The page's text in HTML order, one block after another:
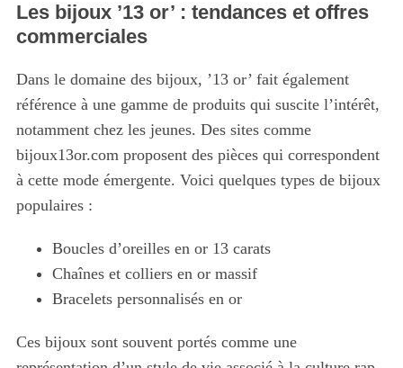
Les bijoux ’13 or’ : tendances et offres
commerciales
Dans le domaine des bijoux, ’13 or’ fait également
référence à une gamme de produits qui suscite l’intérêt,
notamment chez les jeunes. Des sites comme
bijoux13or.com proposent des pièces qui correspondent
à cette mode émergente. Voici quelques types de bijoux
populaires :
Boucles d’oreilles en or 13 carats
Chaînes et colliers en or massif
Bracelets personnalisés en or
Ces bijoux sont souvent portés comme une